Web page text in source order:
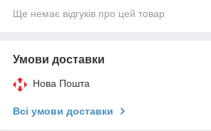
Ще немає відгуків про цей товар
Умови доставки
Нова Пошта
Всі умови доставки